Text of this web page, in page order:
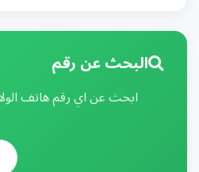
البحث عن رقم
ابحث عن اي رقم هاتف